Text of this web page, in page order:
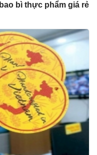
bì thực phẩm giá rẻ